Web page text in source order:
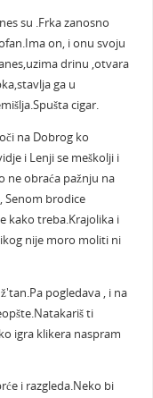
su .Frka zanosno
on, i onu svoju
drinu ,otvara
ga u
cigar.
na Dobrog ko
i Lenji se meškolji i
ne obraća pažnju na
Senom brodice
kako treba.Krajolika i
nije moro moliti ni
pogledava , i na
ti
igra klikera naspram
i razgleda.Neko bi